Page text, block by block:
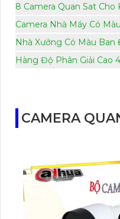
8 Camera Quan Sat Cho
Camera Nhà Máy Có
Nhà Xưởng Có Màu Ban
Hàng Độ Phân Giải Cao
CAMERA